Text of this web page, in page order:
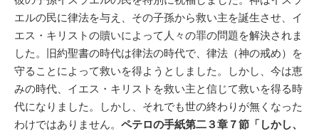
エルの民に律法を与え、その子孫から救い主を誕生させ、イ
エス・キリストの贖いによって人々の罪の問題を解決されま
した。旧約聖書の時代は律法の時代で、律法（神の戒め）を
守ることによって救いを得ようとしました。しかし、今は恵
みの時代、イエス・キリストを救い主と信じて救いを得る時
代になりました。しかし、それでも世の終わりが無くなった
わけではありません。 ペテロの手紙第二３章７節「しかし、